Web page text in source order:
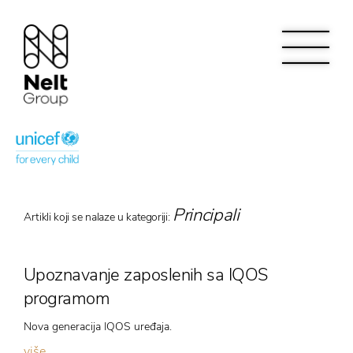
Artikli koji se nalaze u kategoriji: Principali
Upoznavanje zaposlenih sa IQOS
programom
Nova generacija IQOS uređaja.